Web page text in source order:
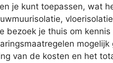
je kunt toepassen, wat
bezoek je thuis om
mogelijk
van de kosten en het